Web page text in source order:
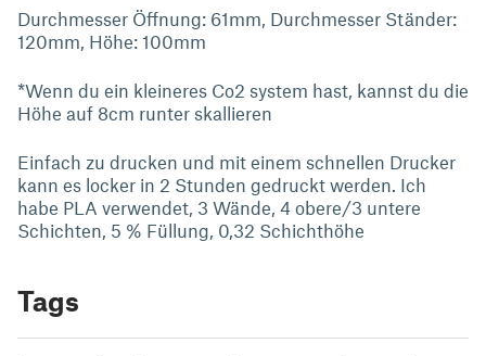
Durchmesser Öffnung: 61mm, Durchmesser Ständer:
120mm, Höhe: 100mm
*Wenn du ein kleineres Co2 system hast, kannst du die
Höhe auf 8cm runter skallieren
Einfach zu drucken und mit einem schnellen Drucker
kann es locker in 2 Stunden gedruckt werden. Ich
habe PLA verwendet, 3 Wände, 4 obere/3 untere
Schichten, 5 % Füllung, 0,32 Schichthöhe
Tags